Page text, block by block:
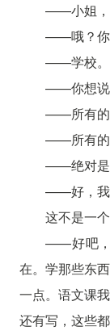
——小姐，
——哦？你
——学校。
——你想说
——所有的
——所有的
——绝对是
——好，我
这不是一
——好吧，
在。学那些东
一点。语文课
还有写，这些